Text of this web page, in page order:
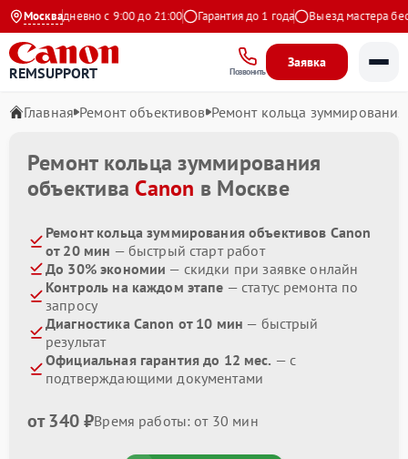
Москва
Ежедневно с 9:00 до 21:00 Гарантия до 1 года Выезд мастера
REMSUPPORT Позвонить
Заявка
Главная Ремонт объективов Ремонт кольца зуммирования
Ремонт кольца зуммирования
объектива Canon в Москве
Ремонт кольца зуммирования объективов Canon
от 20 мин — быстрый старт работ
До 30% экономии — скидки при заявке онлайн
Контроль на каждом этапе — статус ремонта по
запросу
Диагностика Canon от 10 мин — быстрый
результат
Официальная гарантия до 12 мес. — с
подтверждающими документами
от 340 ₽Время работы: от 30 мин